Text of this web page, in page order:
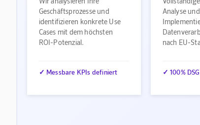
Geschäftsprozesse und
identifizieren konkrete Use
Cases mit dem höchsten
ROI-Potenzial.
✓ Messbare KPIs definiert
Analyse und
nach EU-
✓ 100%